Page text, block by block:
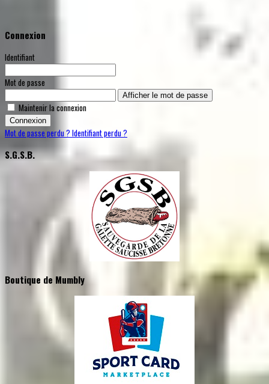
Connexion
Identifiant
Mot de passe
Afficher le mot de passe
Maintenir la connexion
Connexion
Mot de passe perdu ? Identifiant perdu ?
S.G.S.B.
Boutique de Mumbly